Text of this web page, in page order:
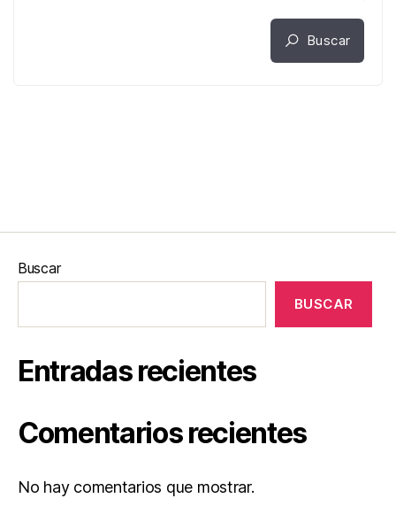
Buscar
Buscar
BUSCAR
Entradas recientes
Comentarios recientes
No hay comentarios que mostrar.